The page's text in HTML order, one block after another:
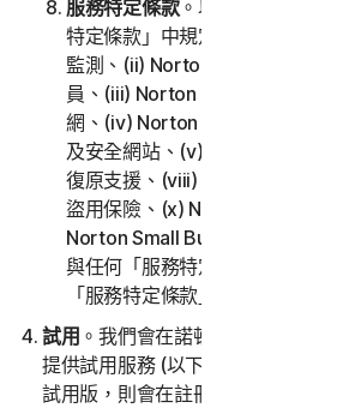
服務特定條款。以下服務受本 LSA
特定條款」中規定的其他條款和條
監測、(ii) Norton Password
員、(iii) Norton Family | 諾頓家庭
網、(iv) Norton Safe Search | 諾
及安全網站、(v) 雲端備份、(vi) 技
復原支援、(viii) Social Media
盜用保險、(x) Norton VPN | 諾頓
Norton Small Business。如果第 2
與任何「服務特定條款」之間存在
「服務特定條款」為準並適用。
試用 。我們會在諾頓LifeLock 酌情決
提供試用服務 (以下稱
試用版，則會在註冊時和/或說明該試